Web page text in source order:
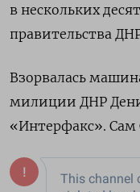
в нескольких
правительства
Взорвалась
милиции ДНР
«Интерфакс». Сам